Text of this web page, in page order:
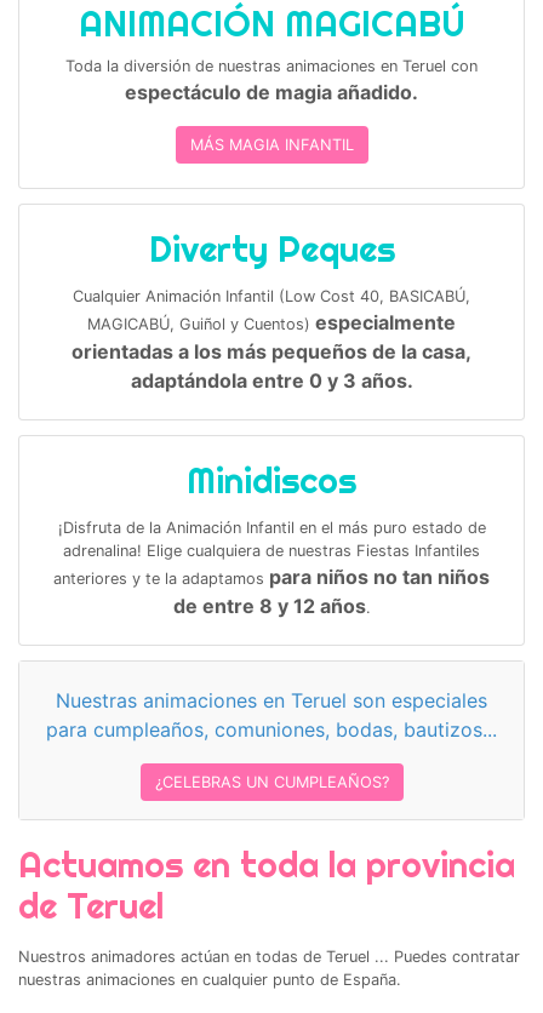
ANIMACIÓN MAGICABÚ
Toda la diversión de nuestras animaciones en Teruel con
espectáculo de magia añadido.
MÁS MAGIA INFANTIL
Diverty Peques
Cualquier Animación Infantil (Low Cost 40, BASICABÚ,
MAGICABÚ, Guiñol y Cuentos) especialmente
orientadas a los más pequeños de la casa,
adaptándola entre 0 y 3 años.
Minidiscos
¡Disfruta de la Animación Infantil en el más puro estado de
adrenalina! Elige cualquiera de nuestras Fiestas Infantiles
anteriores y te la adaptamos para niños no tan niños
de entre 8 y 12 años.
Nuestras animaciones en Teruel son especiales
para cumpleaños, comuniones, bodas, bautizos...
¿CELEBRAS UN CUMPLEAÑOS?
Actuamos en toda la provincia
de Teruel
Nuestros animadores actúan en todas de Teruel ... Puedes contratar
nuestras animaciones en cualquier punto de España.